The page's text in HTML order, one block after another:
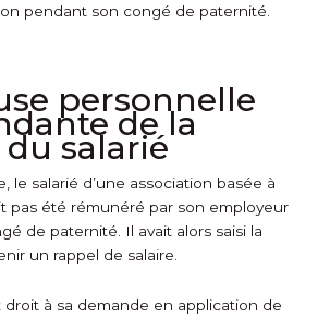
pendant son congé de paternité.
personnelle
de la
salarié
le salarié d’une association basée à
pas été rémunéré par son employeur
de paternité. Il avait alors saisi la
un rappel de salaire.
droit à sa demande en application de